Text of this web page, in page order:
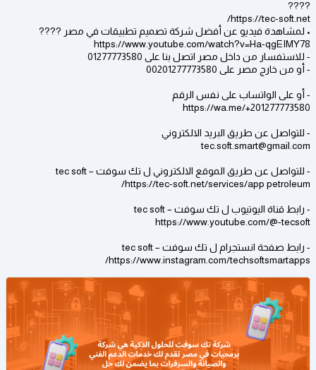
????
https://tec-soft.net/
• لمشاهدة فيديو عن أفضل شركة تصميم تطبيقات في مصر ????
https://www.youtube.com/watch?v=Ha-qgEIMY78
- للاستفسار من داخل مصر اتصل بنا على 01277773580
- أو من خارج مصر على 00201277773580
- أو على الواتساب على نفس الرقم
https://wa.me/+201277773580
- للتواصل عن طريق البريد الالكتروني
tec.soft.smart@gmail.com
- للتواصل عن طريق الموقع الالكتروني ل تك سوفت – tec soft
https://tec-soft.net/services/app petroleum/
- رابط قناة اليوتيوب ل تك سوفت – tec soft
https://www.youtube.com/@-tecsoft
- رابط صفحة انستجرام ل تك سوفت – tec soft
https://www.instagram.com/techsoftsmartapps/